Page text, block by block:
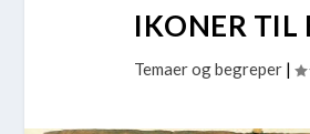
IKONER TIL
Temaer og begreper|